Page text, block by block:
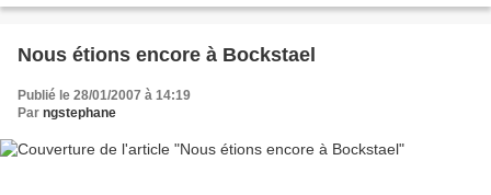
CRIMES (GENOCIDES) COMMIS...
Nous étions encore à Bockstael
Publié le 28/01/2007 à 14:19
Par ngstephane